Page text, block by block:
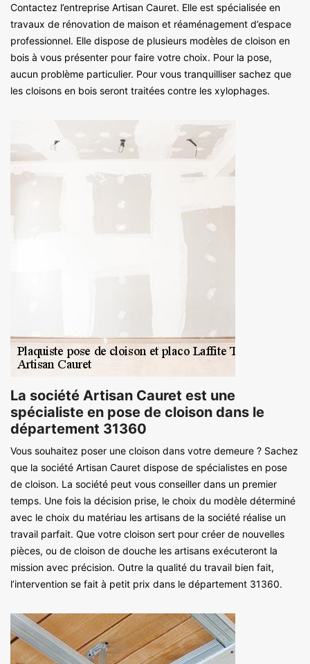
Contactez l’entreprise Artisan Cauret. Elle est spécialisée en
travaux de rénovation de maison et réaménagement d’espace
professionnel. Elle dispose de plusieurs modèles de cloison en
bois à vous présenter pour faire votre choix. Pour la pose,
aucun problème particulier. Pour vous tranquilliser sachez que
les cloisons en bois seront traitées contre les xylophages.
La société Artisan Cauret est une
spécialiste en pose de cloison dans le
département 31360
Vous souhaitez poser une cloison dans votre demeure ? Sachez
que la société Artisan Cauret dispose de spécialistes en pose
de cloison. La société peut vous conseiller dans un premier
temps. Une fois la décision prise, le choix du modèle déterminé
avec le choix du matériau les artisans de la société réalise un
travail parfait. Que votre cloison sert pour créer de nouvelles
pièces, ou de cloison de douche les artisans exécuteront la
mission avec précision. Outre la qualité du travail bien fait,
l’intervention se fait à petit prix dans le département 31360.